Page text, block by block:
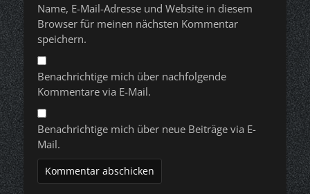
Name, E-Mail-Adresse und Website in diesem
Browser für meinen nächsten Kommentar
speichern.
Benachrichtige mich über nachfolgende
Kommentare via E-Mail.
Benachrichtige mich über neue Beiträge via E-
Mail.